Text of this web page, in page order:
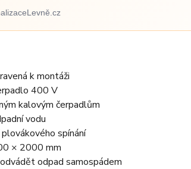
k montáži
400 V
kalovým čerpadlům
vodu
spínání
× 2000 mm
odpad samospádem